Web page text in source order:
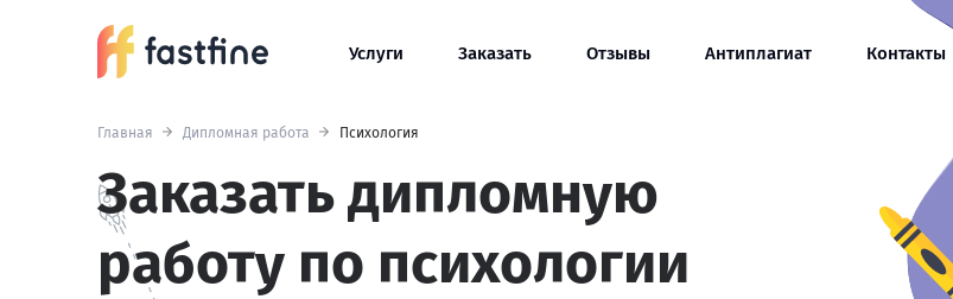
Услуги Заказать Отзывы Антиплагиат Контакты
Главная Дипломная работа Психология
Заказать дипломную
работу по психологии